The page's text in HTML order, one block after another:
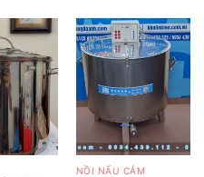
NỒI NẤU CÁM